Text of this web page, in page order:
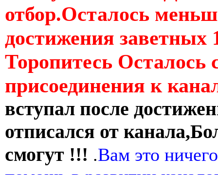
отбор.Осталось
достижения заветных
Торопитесь Осталось
присоединения к
вступал после
отписался от
смогут !!! .Вам это